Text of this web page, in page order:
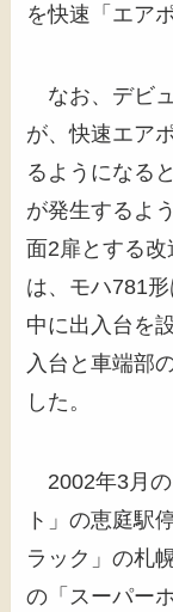
を快速「エア
なお、デビ
が、快速エア
るようになる
が発生するよ
面2扉とする
は、モハ781
中に出入台を
入台と車端部
した。
2002年3月の
ト」の恵庭駅
ラック」の札
の「スーパー